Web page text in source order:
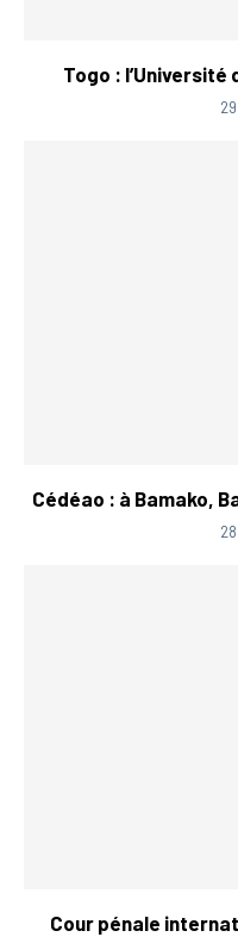
Togo :
Cédéao : à Bamako,
Cour pénale